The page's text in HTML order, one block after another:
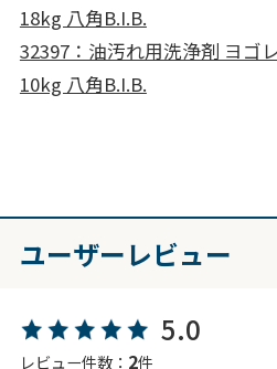
18kg 八角B.I.B.
32397：油汚れ用洗浄剤 ヨゴ
10kg 八角B.I.B.
ユーザーレビュー
5.0
レビュー件数： 2件